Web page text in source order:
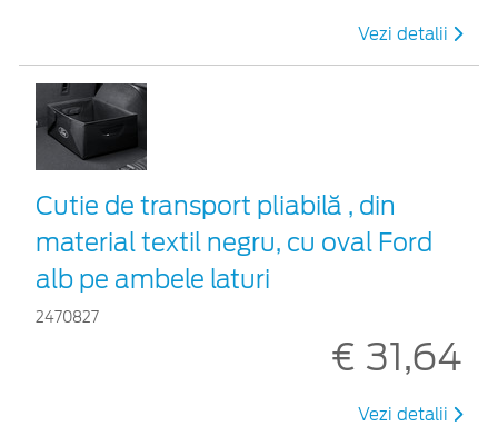
Vezi detalii
Cutie de transport pliabilă , din
material textil negru, cu oval Ford
alb pe ambele laturi
2470827
€ 31,64
Vezi detalii